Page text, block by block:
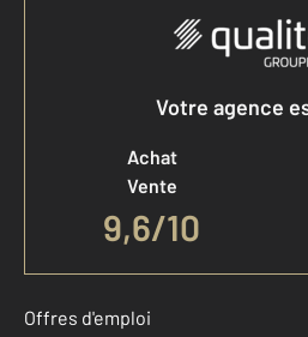
Votre agence
Achat
Vente
9,6/10
Offres d'emploi